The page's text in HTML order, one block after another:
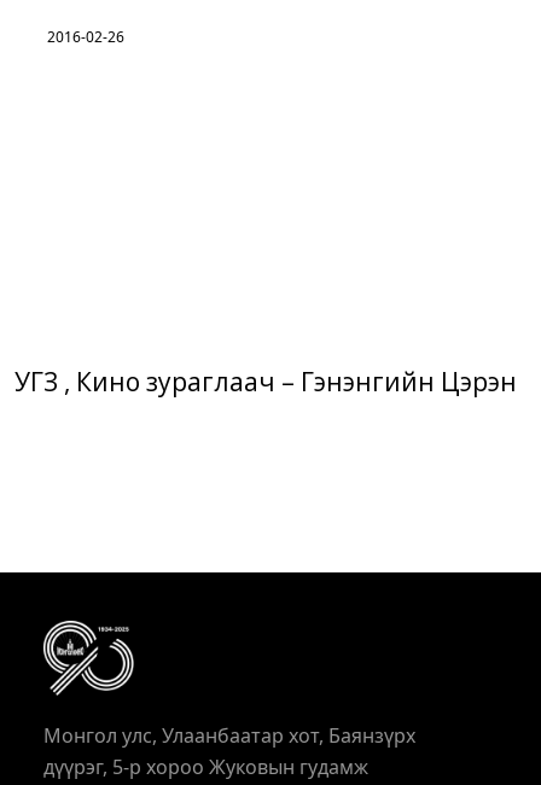
2016-02-26
УГЗ , Кино зураглаач – Гэнэнгийн Цэрэн
Монгол улс, Улаанбаатар хот, Баянзүрх
дүүрэг, 5-р хороо Жуковын гудамж